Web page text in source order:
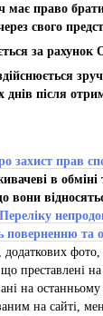
має право брати
свого
за рахунок
днів після
захист прав
в обміні
вони
Переліку
поверненню та
додаткових
що преставлені на
на
на сайті,